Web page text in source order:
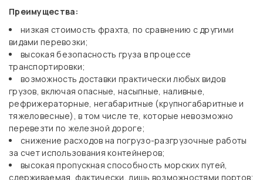
Преимущества:
низкая стоимость фрахта, по сравнению с другими
видами перевозки;
высокая безопасность груза в процессе
транспортировки;
возможность доставки практически любых видов
грузов, включая опасные, насыпные, наливные,
рефрижераторные, негабаритные (крупногабаритные и
тяжеловесные), в том числе те, которые невозможно
перевезти по железной дороге;
снижение расходов на погрузо-разгрузочные работы
за счет использования контейнеров;
высокая пропускная способность морских путей,
сдерживаемая, фактически, лишь возможностями портов;